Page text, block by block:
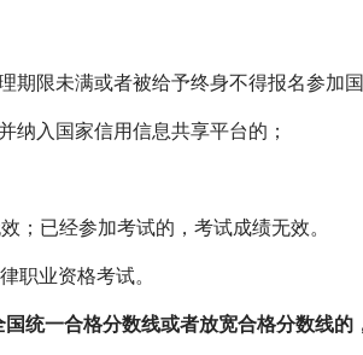
限未满或者被给予终身不得报名参加
纳入国家信用信息共享平台的；
已经参加考试的，考试成绩无效。
职业资格考试。
统一合格分数线或者放宽合格分数线的